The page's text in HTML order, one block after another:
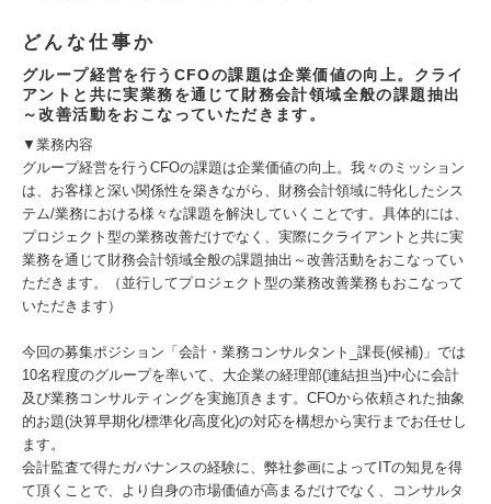
どんな仕事か
グループ経営を行うCFOの課題は企業価値の向上。クライ
アントと共に実業務を通じて財務会計領域全般の課題抽出
～改善活動をおこなっていただきます。
▼業務内容
グループ経営を行うCFOの課題は企業価値の向上。我々のミッション
は、お客様と深い関係性を築きながら、財務会計領域に特化したシス
テム/業務における様々な課題を解決していくことです。具体的には、
プロジェクト型の業務改善だけでなく、実際にクライアントと共に実
業務を通じて財務会計領域全般の課題抽出～改善活動をおこなってい
ただきます。（並行してプロジェクト型の業務改善業務もおこなって
いただきます）
今回の募集ポジション「会計・業務コンサルタント_課長(候補)」では
10名程度のグループを率いて、大企業の経理部(連結担当)中心に会計
及び業務コンサルティングを実施頂きます。CFOから依頼された抽象
的お題(決算早期化/標準化/高度化)の対応を構想から実行までお任せし
ます。
会計監査で得たガバナンスの経験に、弊社参画によってITの知見を得
て頂くことで、より自身の市場価値が高まるだけでなく、コンサルタ